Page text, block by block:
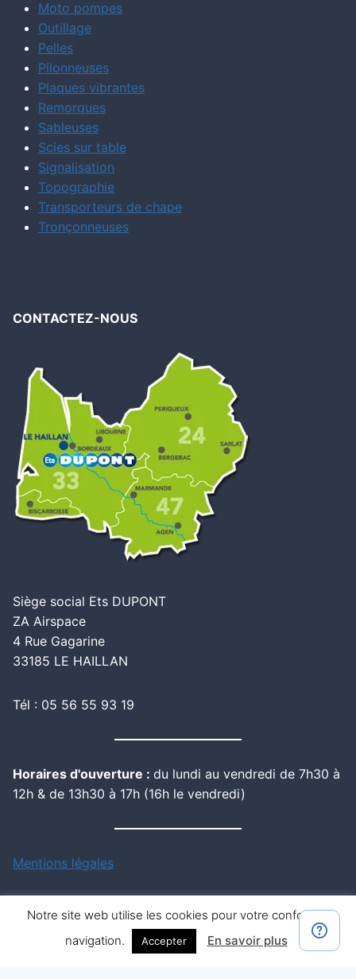
Moto pompes
Outillage
Pelles
Pilonneuses
Plaques vibrantes
Remorques
Sableuses
Scies sur table
Signalisation
Topographie
Transporteurs de chape
Tronçonneuses
CONTACTEZ-NOUS
Siège social Ets DUPONT
ZA Airspace
4 Rue Gagarine
33185 LE HAILLAN
Tél : 05 56 55 93 19
Horaires d'ouverture : du lundi au vendredi de 7h30 à
12h & de 13h30 à 17h (16h le vendredi)
Mentions légales
© 2026 Dupont Matériel
Notre site web utilise les cookies pour votre confort de
navigation.
Accepter En savoir plus